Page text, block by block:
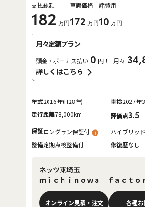
支払総額
182 万円
車両価格
172 万円
諸費用
10 万円
月々定額プラン
頭金・ボーナス払い 0 円！ 月々
詳しくはこちら
年式2016年(H28年) 車検2027年
走行距離78,000km 評価点3.5
保証ロングラン保証付
ハイブリッ
整備定期点検整備付 修復歴なし
ネッツ東埼玉
ｍｉｃｈｉｎｏｗａ ｆａｃｔ
オンライン見積・注文 各種